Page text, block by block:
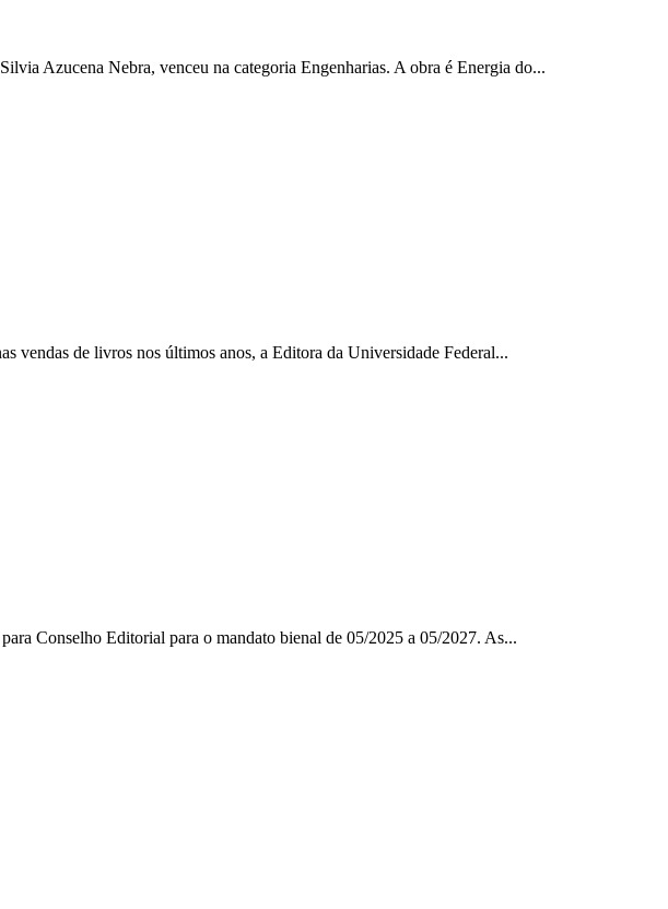
Azucena Nebra, venceu na categoria Engenharias. A obra é Energia do...
vendas de livros nos últimos anos, a Editora da Universidade Federal...
Conselho Editorial para o mandato bienal de 05/2025 a 05/2027. As...